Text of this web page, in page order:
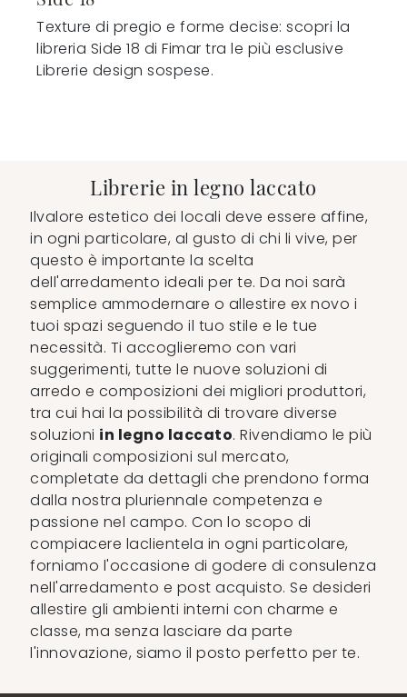
Texture di pregio e forme decise: scopri la
libreria Side 18 di Fimar tra le più esclusive
Librerie design sospese.
Librerie in legno laccato
Ilvalore estetico dei locali deve essere affine,
in ogni particolare, al gusto di chi li vive, per
questo è importante la scelta
dell'arredamento ideali per te. Da noi sarà
semplice ammodernare o allestire ex novo i
tuoi spazi seguendo il tuo stile e le tue
necessità. Ti accoglieremo con vari
suggerimenti, tutte le nuove soluzioni di
arredo e composizioni dei migliori produttori,
tra cui hai la possibilità di trovare diverse
soluzioni in legno laccato. Rivendiamo le più
originali composizioni sul mercato,
completate da dettagli che prendono forma
dalla nostra pluriennale competenza e
passione nel campo. Con lo scopo di
compiacere laclientela in ogni particolare,
forniamo l'occasione di godere di consulenza
nell'arredamento e post acquisto. Se desideri
allestire gli ambienti interni con charme e
classe, ma senza lasciare da parte
l'innovazione, siamo il posto perfetto per te.